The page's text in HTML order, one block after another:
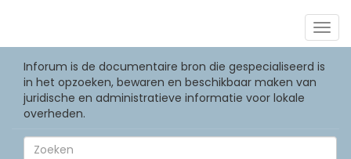
Inforum is de documentaire bron die gespecialiseerd is
in het opzoeken, bewaren en beschikbaar maken van
juridische en administratieve informatie voor lokale
overheden.